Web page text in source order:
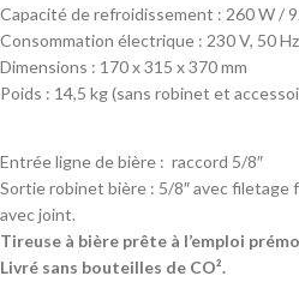
Capacité de refroidissement : 260 W /
Consommation électrique : 230 V, 50
Dimensions : 170 x 315 x 370 mm
Poids : 14,5 kg (sans robinet et
Entrée ligne de bière : raccord 5/8″
Sortie robinet bière : 5/8″ avec filetage
avec joint.
Tireuse à bière prête à l’emploi
Livré sans bouteilles de CO².